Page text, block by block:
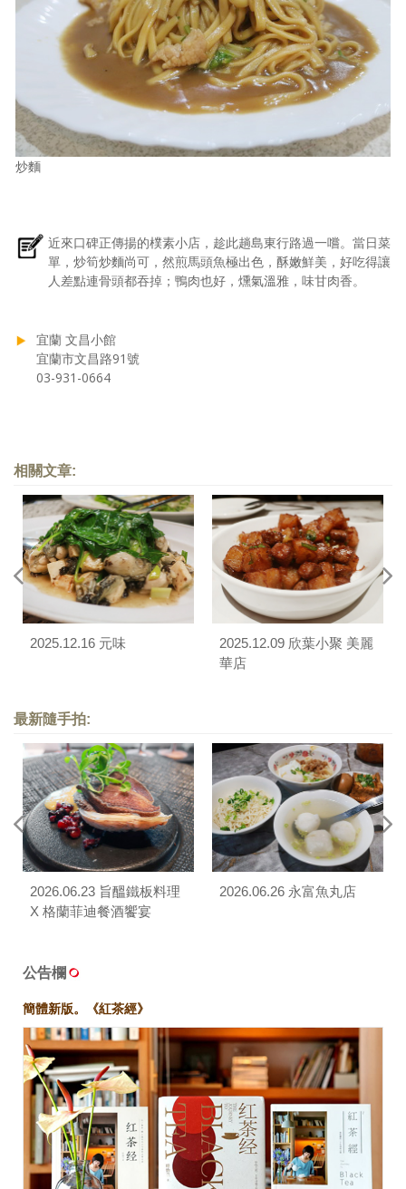
炒麵
近來口碑正傳揚的樸素小店，趁此趟島東行路過一嚐。當日菜
單，炒筍炒麵尚可，然煎馬頭魚極出色，酥嫩鮮美，好吃得讓
人差點連骨頭都吞掉；鴨肉也好，燻氣溫雅，味甘肉香。
宜蘭 文昌小館
宜蘭市文昌路91號
03-931-0664
相關文章:
2025.12.16 元味
2025.12.09 欣葉小聚 美麗
華店
最新隨手拍:
2026.06.23 旨醞鐵板料理
X 格蘭菲迪餐酒饗宴
2026.06.26 永富魚丸店
公告欄
簡體新版。《紅茶經》